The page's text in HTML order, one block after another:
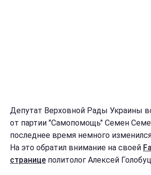
Депутат Верховной Рады Украины
от партии "Самопомощь" Семен
последнее время немного
На это обратил внимание на своей
странице политолог Алексей